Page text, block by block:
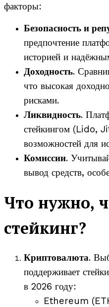
факторы:
Безопасность и
предпочтение
историей и
Доходность.
что высокая
рисками.
Ликвидность.
стейкингом (Lido,
возможностей для
Комиссии.
вывод средств,
Что нужно,
стейкинг?
Криптовалюта.
поддерживает
в 2026 году:
Ethereum